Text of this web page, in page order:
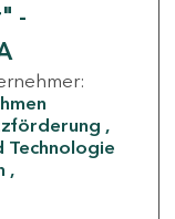
-
Technologie